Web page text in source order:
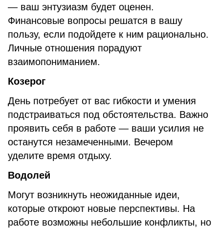
— ваш энтузиазм будет оценен.
Финансовые вопросы решатся в вашу
пользу, если подойдете к ним рационально.
Личные отношения порадуют
взаимопониманием.
Козерог
День потребует от вас гибкости и умения
подстраиваться под обстоятельства. Важно
проявить себя в работе — ваши усилия не
останутся незамеченными. Вечером
уделите время отдыху.
Водолей
Могут возникнуть неожиданные идеи,
которые откроют новые перспективы. На
работе возможны небольшие конфликты, но